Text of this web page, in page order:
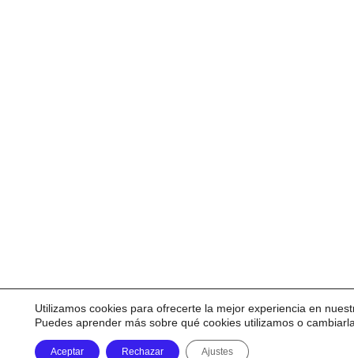
Utilizamos cookies para ofrecerte la mejor experiencia en
Puedes aprender más sobre qué cookies utilizamos o
Aceptar Rechazar Ajustes